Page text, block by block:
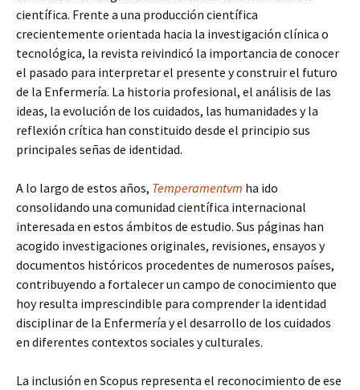
científica. Frente a una producción científica
crecientemente orientada hacia la investigación clínica o
tecnológica, la revista reivindicó la importancia de conocer
el pasado para interpretar el presente y construir el futuro
de la Enfermería. La historia profesional, el análisis de las
ideas, la evolución de los cuidados, las humanidades y la
reflexión crítica han constituido desde el principio sus
principales señas de identidad.
A lo largo de estos años, Temperamentvm ha ido
consolidando una comunidad científica internacional
interesada en estos ámbitos de estudio. Sus páginas han
acogido investigaciones originales, revisiones, ensayos y
documentos históricos procedentes de numerosos países,
contribuyendo a fortalecer un campo de conocimiento que
hoy resulta imprescindible para comprender la identidad
disciplinar de la Enfermería y el desarrollo de los cuidados
en diferentes contextos sociales y culturales.
La inclusión en Scopus representa el reconocimiento de ese